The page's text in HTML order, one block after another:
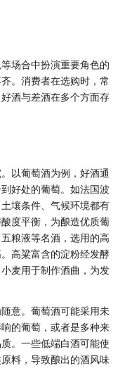
场合中扮演重要角色的
。消费者在选购时，常
酒与差酒在多个方面存
以葡萄酒为例，好酒通
好处的葡萄。如法国波
壤条件、气候环境都有
度平衡，为酿造优质葡
粮液等名酒，选用的高
高粱富含的淀粉经发酵
麦用于制作酒曲，为发
意。葡萄酒可能采用未
的葡萄，或者是多种来
。一些低端白酒可能使
料，导致酿出的酒风味